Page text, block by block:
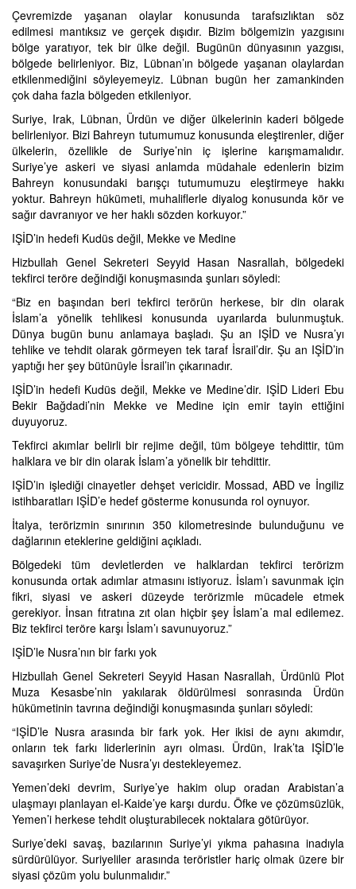
Çevremizde yaşanan olaylar konusunda tarafsızlıktan söz
edilmesi mantıksız ve gerçek dışıdır. Bizim bölgemizin yazgısını
bölge yaratıyor, tek bir ülke değil. Bugünün dünyasının yazgısı,
bölgede belirleniyor. Biz, Lübnan’ın bölgede yaşanan olaylardan
etkilenmediğini söyleyemeyiz. Lübnan bugün her zamankinden
çok daha fazla bölgeden etkileniyor.
Suriye, Irak, Lübnan, Ürdün ve diğer ülkelerinin kaderi bölgede
belirleniyor. Bizi Bahreyn tutumumuz konusunda eleştirenler, diğer
ülkelerin, özellikle de Suriye’nin iç işlerine karışmamalıdır.
Suriye’ye askeri ve siyasi anlamda müdahale edenlerin bizim
Bahreyn konusundaki barışçı tutumumuzu eleştirmeye hakkı
yoktur. Bahreyn hükümeti, muhaliflerle diyalog konusunda kör ve
sağır davranıyor ve her haklı sözden korkuyor.”
IŞİD’in hedefi Kudüs değil, Mekke ve Medine
Hizbullah Genel Sekreteri Seyyid Hasan Nasrallah, bölgedeki
tekfirci teröre değindiği konuşmasında şunları söyledi:
“Biz en başından beri tekfirci terörün herkese, bir din olarak
İslam’a yönelik tehlikesi konusunda uyarılarda bulunmuştuk.
Dünya bugün bunu anlamaya başladı. Şu an IŞİD ve Nusra’yı
tehlike ve tehdit olarak görmeyen tek taraf İsrail’dir. Şu an IŞİD’in
yaptığı her şey bütünüyle İsrail’in çıkarınadır.
IŞİD’in hedefi Kudüs değil, Mekke ve Medine’dir. IŞİD Lideri Ebu
Bekir Bağdadi’nin Mekke ve Medine için emir tayin ettiğini
duyuyoruz.
Tekfirci akımlar belirli bir rejime değil, tüm bölgeye tehdittir, tüm
halklara ve bir din olarak İslam’a yönelik bir tehdittir.
IŞİD’in işlediği cinayetler dehşet vericidir. Mossad, ABD ve İngiliz
istihbaratları IŞİD’e hedef gösterme konusunda rol oynuyor.
İtalya, terörizmin sınırının 350 kilometresinde bulunduğunu ve
dağlarının eteklerine geldiğini açıkladı.
Bölgedeki tüm devletlerden ve halklardan tekfirci terörizm
konusunda ortak adımlar atmasını istiyoruz. İslam’ı savunmak için
fikri, siyasi ve askeri düzeyde terörizmle mücadele etmek
gerekiyor. İnsan fıtratına zıt olan hiçbir şey İslam’a mal edilemez.
Biz tekfirci teröre karşı İslam’ı savunuyoruz.”
IŞİD’le Nusra’nın bir farkı yok
Hizbullah Genel Sekreteri Seyyid Hasan Nasrallah, Ürdünlü Plot
Muza Kesasbe’nin yakılarak öldürülmesi sonrasında Ürdün
hükümetinin tavrına değindiği konuşmasında şunları söyledi:
“IŞİD’le Nusra arasında bir fark yok. Her ikisi de aynı akımdır,
onların tek farkı liderlerinin ayrı olması. Ürdün, Irak’ta IŞİD’le
savaşırken Suriye’de Nusra’yı destekleyemez.
Yemen’deki devrim, Suriye’ye hakim olup oradan Arabistan’a
ulaşmayı planlayan el-Kaide’ye karşı durdu. Öfke ve çözümsüzlük,
Yemen’i herkese tehdit oluşturabilecek noktalara götürüyor.
Suriye’deki savaş, bazılarının Suriye’yi yıkma pahasına inadıyla
sürdürülüyor. Suriyeliler arasında teröristler hariç olmak üzere bir
siyasi çözüm yolu bulunmalıdır.”